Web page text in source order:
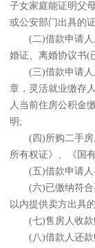
子女家庭能证明父
或公安部门出具的
(二)借款申请
婚证、离婚协议书(
(三)借款申请
章，灵活就业缴存
人当前住房公积金
明;
(四)所购二手
所有权证》、《国
(五)借款申请
(六)已缴纳符
以内提供卖方出具
(七)售房人收
(八)借款人还